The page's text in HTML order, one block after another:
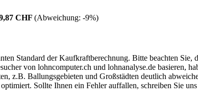
CHF (Abweichung: -9%)
Standard der Kaufkraftberechnung. Bitte beachten
von lohncomputer.ch und lohnanalyse.de basieren,
z.B. Ballungsgebieten und Großstädten deutlich
Sollte Ihnen ein Fehler auffallen, schreiben Sie